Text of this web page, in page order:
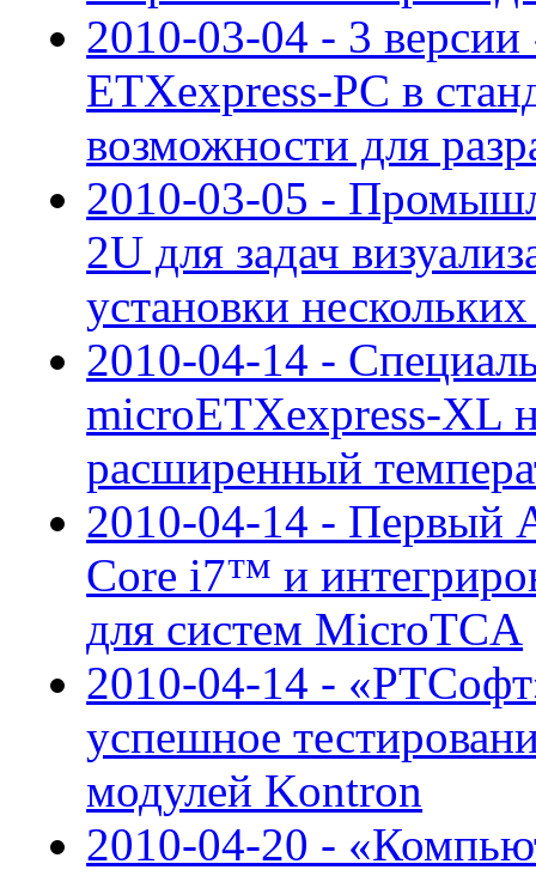
2010-03-04 - 3
ETXexpress-PC в
возможности для
2010-03-05 -
2U для задач
установки
2010-04-14 -
microETXexpress-XL
расширенный
2010-04-14 - Первый
Core i7™ и
для систем MicroTCA
2010-04-14 -
успешное
модулей Kontron
2010-04-20 -